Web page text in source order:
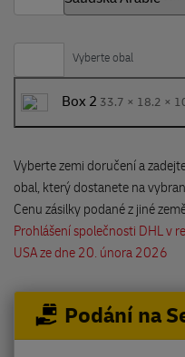
Vyberte obal
Box 2 33.7 × 18.2 ×
Vyberte zemi doručení a
obal, který dostanete na
Cenu zásilky podané z jiné
Prohlášení společnosti DHL v
USA ze dne 20. února 2026
Podání na